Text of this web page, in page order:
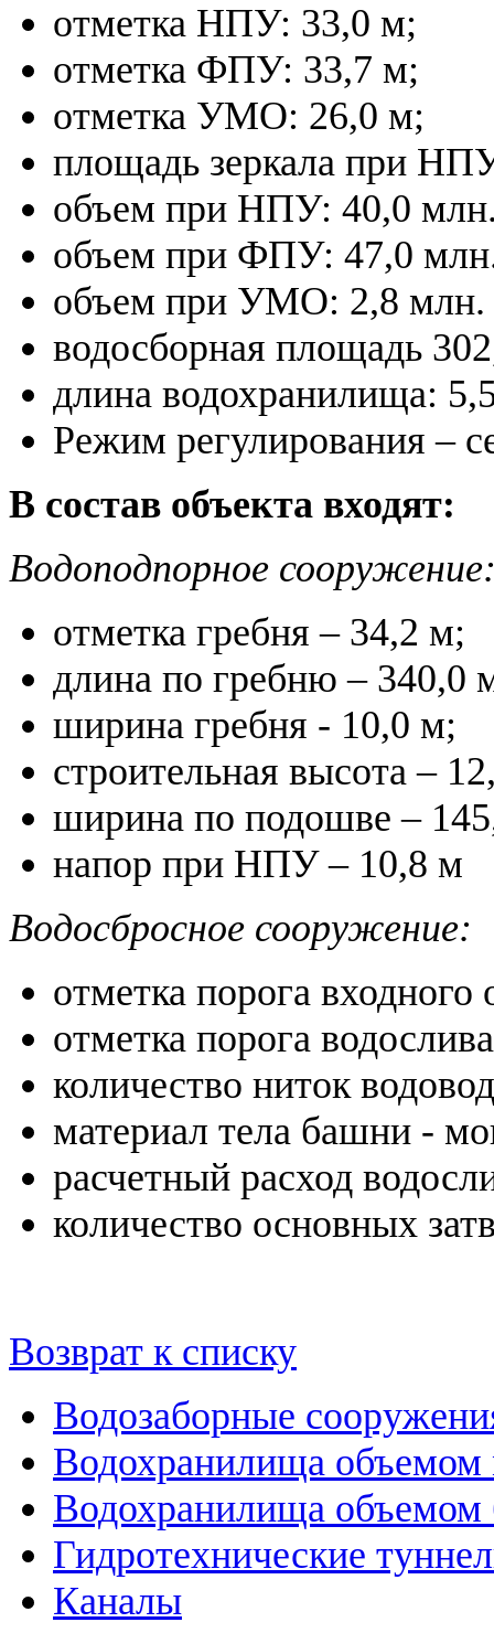
отметка НПУ: 33,0 м;
отметка ФПУ: 33,7 м;
отметка УМО: 26,0 м;
площадь зеркала при
объем при НПУ: 40,0
объем при ФПУ: 47,0
объем при УМО: 2,8 млн.
водосборная площадь
длина водохранилища:
Режим регулирования –
В состав объекта входят:
Водоподпорное
отметка гребня – 34,2 м;
длина по гребню – 340,0
ширина гребня - 10,0 м;
строительная высота –
ширина по подошве –
напор при НПУ – 10,8 м
Водосбросное сооружение:
отметка порога входного
отметка порога
количество ниток
материал тела башни -
расчетный расход
количество основных
Возврат к списку
Водозаборные
Водохранилища
Водохранилища объемом
Гидротехнические
Каналы